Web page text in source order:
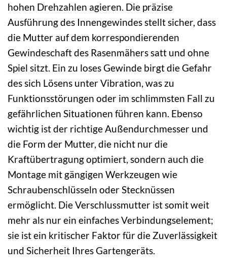
hohen Drehzahlen agieren. Die präzise
Ausführung des Innengewindes stellt sicher, dass
die Mutter auf dem korrespondierenden
Gewindeschaft des Rasenmähers satt und ohne
Spiel sitzt. Ein zu loses Gewinde birgt die Gefahr
des sich Lösens unter Vibration, was zu
Funktionsstörungen oder im schlimmsten Fall zu
gefährlichen Situationen führen kann. Ebenso
wichtig ist der richtige Außendurchmesser und
die Form der Mutter, die nicht nur die
Kraftübertragung optimiert, sondern auch die
Montage mit gängigen Werkzeugen wie
Schraubenschlüsseln oder Stecknüssen
ermöglicht. Die Verschlussmutter ist somit weit
mehr als nur ein einfaches Verbindungselement;
sie ist ein kritischer Faktor für die Zuverlässigkeit
und Sicherheit Ihres Gartengeräts.